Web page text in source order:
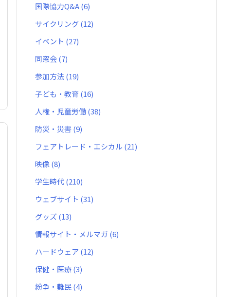
国際協力Q&A(6)
サイクリング(12)
イベント (27)
同窓会(7)
参加方法(19)
子ども・教育 (16)
人権・児童労働(38)
防災・災害(9)
フェアトレード・エシカル (21)
映像(8)
学生時代(210)
ウェブサイト (31)
グッズ (13)
情報サイト・メルマガ (6)
ハードウェア (12)
保健・医療(3)
紛争・難民(4)